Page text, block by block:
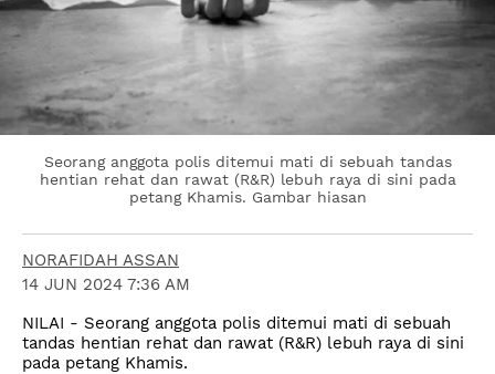
Seorang anggota polis ditemui mati di sebuah tandas
hentian rehat dan rawat (R&R) lebuh raya di sini pada
petang Khamis. Gambar hiasan
NORAFIDAH ASSAN
14 JUN 2024 7:36 AM
NILAI - Seorang anggota polis ditemui mati di sebuah
tandas hentian rehat dan rawat (R&R) lebuh raya di sini
pada petang Khamis.